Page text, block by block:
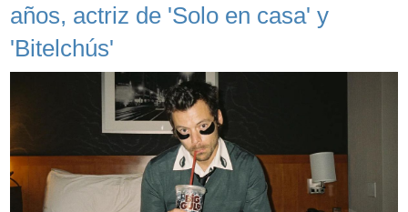
años, actriz de 'Solo en casa' y
'Bitelchús'